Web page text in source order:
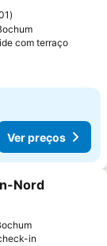
com terraço
Ver preços
favoritos
Nord
in